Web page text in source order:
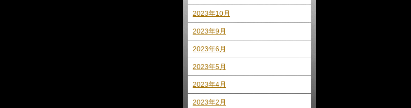
2023年10月
2023年9月
2023年6月
2023年5月
2023年4月
2023年2月